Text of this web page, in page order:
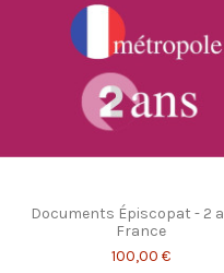
Documents Épiscopat - 2
France
100,00 €